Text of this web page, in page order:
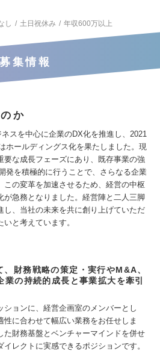
し 土日祝休み 年収600万以上
募集情報
か
スを中心に企業のDX化を推進し、2021
ホールディングス化を果たしました。現
要な成長フェーズにあり、既存事業の強
発を積極的に行うことで、さらなる企業
この変革を加速させるため、経営の中枢
が急務となりました。経営陣と二人三脚
し、当社の未来を共に創り上げていただ
と考えています。
財務戦略の策定・実行やM&A、
の持続的成長と事業拡大を牽引
ションに、経営企画室のメンバーとし
に合わせて幅広い業務をお任せしま
た財務基盤とベンチャーマインドを併せ
レクトに実感できるポジションです。